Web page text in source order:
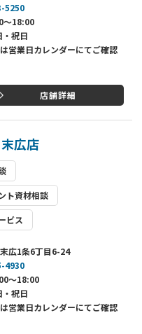
5250
～18:00
祝日
営業日カレンダーにてご確認
店舗詳細
広店
ト資材相談
ビス
広1条6丁目6-24
4930
～18:00
祝日
営業日カレンダーにてご確認